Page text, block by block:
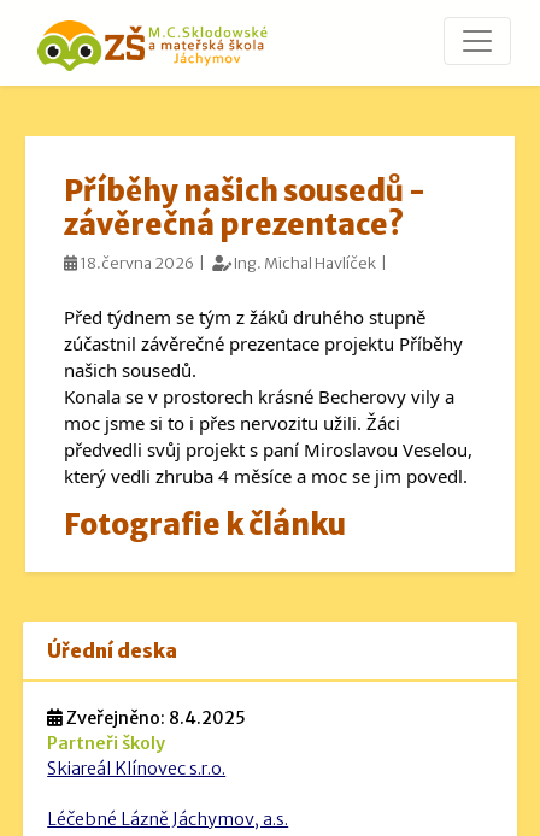
Příběhy našich sousedů -
závěrečná prezentace?️
18.června 2026 | Ing. Michal Havlíček |
Před týdnem se tým z žáků druhého stupně
zúčastnil závěrečné prezentace projektu Příběhy
našich sousedů.
Konala se v prostorech krásné Becherovy vily a
moc jsme si to i přes nervozitu užili. Žáci
předvedli svůj projekt s paní Miroslavou Veselou,
který vedli zhruba 4 měsíce a moc se jim povedl.
Fotografie k článku
Úřední deska
Zveřejněno: 8.4.2025
Partneři školy
Skiareál Klínovec s.r.o.
Léčebné Lázně Jáchymov, a.s.